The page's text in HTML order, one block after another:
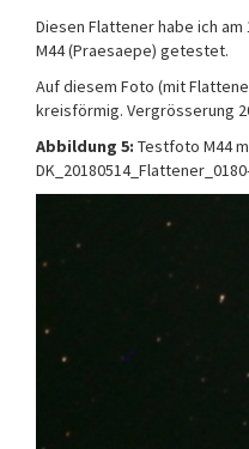
Diesen Flattener habe ich am
M44 (Praesaepe) getestet.
Auf diesem Foto (mit
kreisförmig. Vergrösserung
Abbildung 5: Testfoto M44